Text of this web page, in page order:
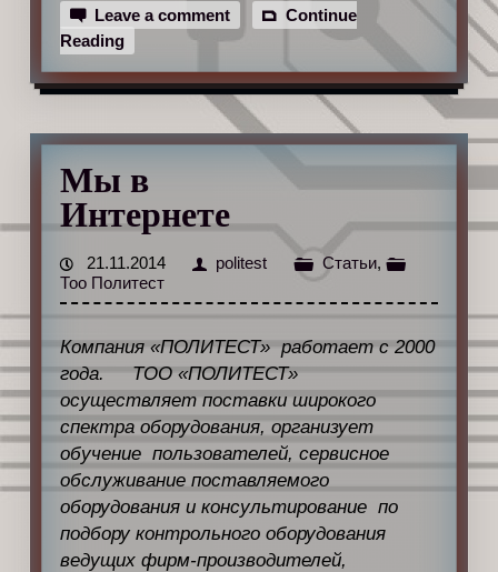
Leave a comment
Continue
Reading
Мы в
Интернете
21.11.2014 politest Статьи,
Тоо Политест
Компания «ПОЛИТЕСТ» работает с 2000
года. ТОО «ПОЛИТЕСТ»
осуществляет поставки широкого
спектра оборудования, организует
обучение пользователей, сервисное
обслуживание поставляемого
оборудования и консультирование по
подбору контрольного оборудования
ведущих фирм-производителей,